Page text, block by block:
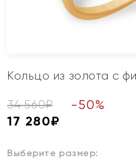
Кольцо из золота с
34 560₽ -50%
17 280₽
Выберите размер: